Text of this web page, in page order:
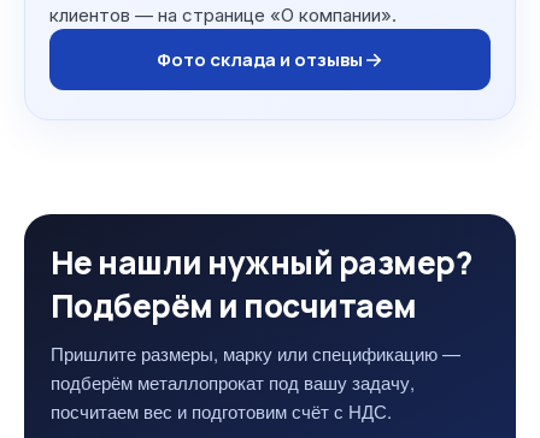
клиентов — на странице «О компании».
Фото склада и отзывы
Не нашли нужный размер?
Подберём и посчитаем
Пришлите размеры, марку или спецификацию —
подберём металлопрокат под вашу задачу,
посчитаем вес и подготовим счёт с НДС.